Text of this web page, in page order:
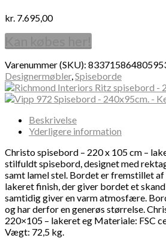
kr. 7.695,00
Varenummer (SKU):
Designermøbler,Spiseborde
Beskrivelse
Yderligere information
Christo spisebord – 220 x 105 cm –
stilfuldt spisebord, designet med
samt lamel stel. Bordet er fremstillet
lakeret finish, der giver bordet et
samtidig giver en varm atmosfære.
og har derfor en generøs størrelse.
220×105 – lakeret eg Materiale: FSC
Vægt: 72,5 kg.